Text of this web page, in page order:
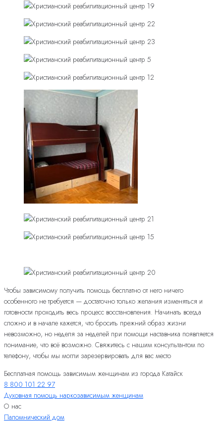
Чтобы зависимому получить помощь бесплатно от него ничего
особенного не требуется — достаточно только желания изменяться и
готовности проходить весь процесс восстановления. Начинать всегда
сложно и в начале кажется, что бросить прежний образ жизни
невозможно, но неделя за неделей при помощи наставника появляется
понимание, что всё возможно. Свяжитесь с нашим консультантом по
телефону, чтобы мы могли зарезервировать для вас место
Бесплатная помощь зависимым женщинам из города Катайск
8 800 101 22 97
Духовная помощь наркозависимым женщинам
О нас
Паломнический дом